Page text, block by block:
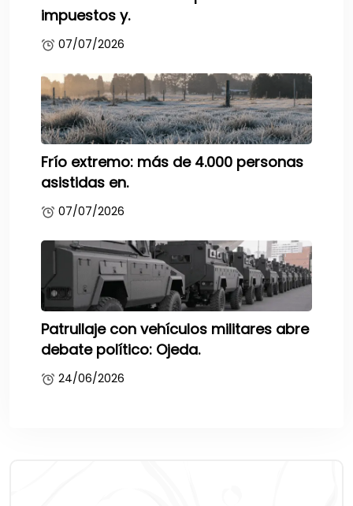
impuestos y.
07/07/2026
Frío extremo: más de 4.000 personas
asistidas en.
07/07/2026
Patrullaje con vehículos militares abre
debate político: Ojeda.
24/06/2026